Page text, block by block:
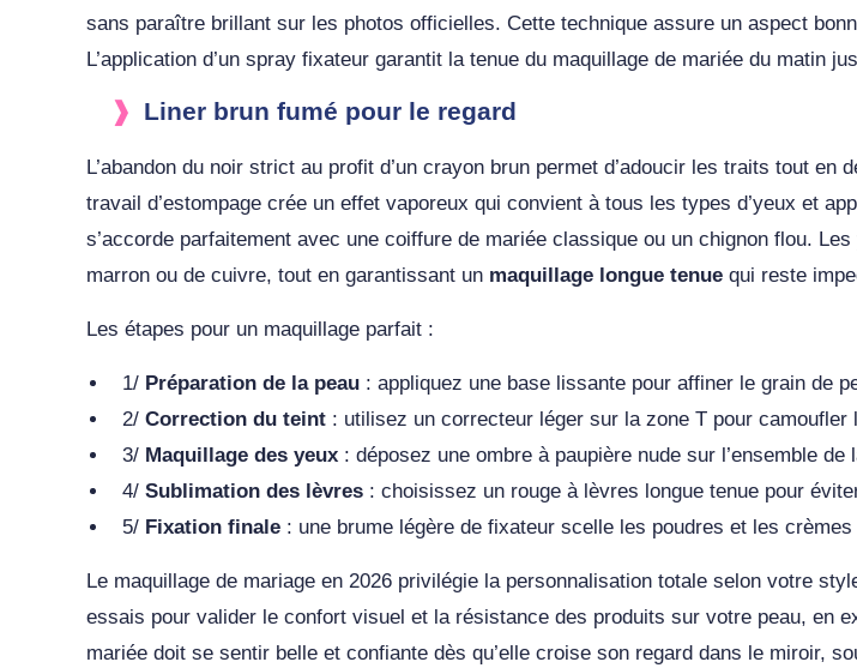
sans paraître brillant sur les photos officielles. Cette technique assure un aspect
L’application d’un spray fixateur garantit la tenue du maquillage de mariée du matin
Liner brun fumé pour le regard
L’abandon du noir strict au profit d’un crayon brun permet d’adoucir les traits tout en
travail d’estompage crée un effet vaporeux qui convient à tous les types d’yeux et
s’accorde parfaitement avec une coiffure de mariée classique ou un chignon flou.
marron ou de cuivre, tout en garantissant un maquillage longue tenue qui reste
Les étapes pour un maquillage parfait :
1/ Préparation de la peau : appliquez une base lissante pour affiner le grain de
2/ Correction du teint : utilisez un correcteur léger sur la zone T pour
3/ Maquillage des yeux : déposez une ombre à paupière nude sur l’ensemble
4/ Sublimation des lèvres : choisissez un rouge à lèvres longue tenue pour
5/ Fixation finale : une brume légère de fixateur scelle les poudres et les
Le maquillage de mariage en 2026 privilégie la personnalisation totale selon votre
essais pour valider le confort visuel et la résistance des produits sur votre peau, en
mariée doit se sentir belle et confiante dès qu’elle croise son regard dans le miroir,